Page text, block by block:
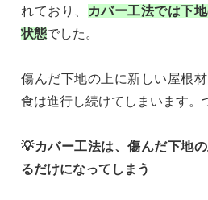
れており、 カバー工法では下
状態でした。
傷んだ下地の上に新しい屋根
食は進行し続けてしまいます。
💡カバー工法は、傷んだ下地
るだけになってしまう